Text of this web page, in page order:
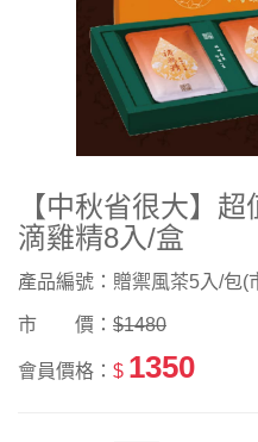
【中秋省很大】
滴雞精8入/盒
產品編號：贈禦風茶5入/包(
市 價： $1480
會員價格： $ 1350